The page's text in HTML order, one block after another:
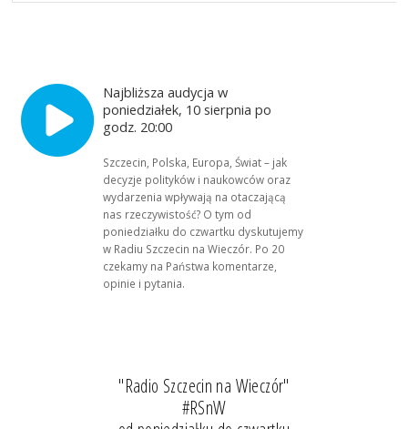
Najbliższa audycja w
poniedziałek, 10 sierpnia po
godz. 20:00
Szczecin, Polska, Europa, Świat – jak
decyzje polityków i naukowców oraz
wydarzenia wpływają na otaczającą
nas rzeczywistość? O tym od
poniedziałku do czwartku dyskutujemy
w Radiu Szczecin na Wieczór. Po 20
czekamy na Państwa komentarze,
opinie i pytania.
"Radio Szczecin na Wieczór"
#RSnW